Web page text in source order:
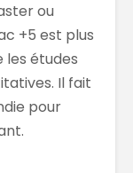
ou
+5 est plus
les études
Il fait
pour